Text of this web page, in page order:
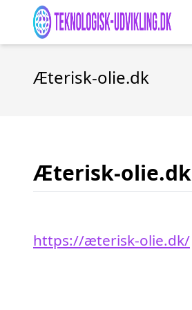
Æterisk-olie.dk
Æterisk-olie.dk
https://æterisk-olie.dk/